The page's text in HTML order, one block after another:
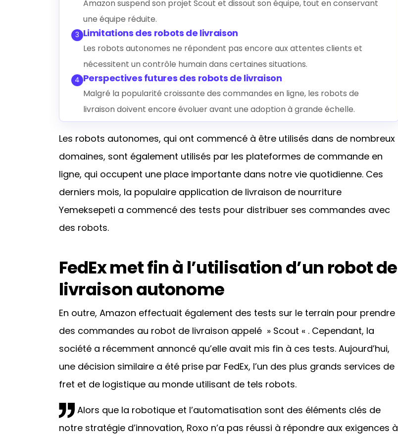
Amazon suspend son projet Scout et dissout son équipe, tout en conservant
une équipe réduite.
3 Limitations des robots de livraison
Les robots autonomes ne répondent pas encore aux attentes clients et
nécessitent un contrôle humain dans certaines situations.
4 Perspectives futures des robots de livraison
Malgré la popularité croissante des commandes en ligne, les robots de
livraison doivent encore évoluer avant une adoption à grande échelle.
Les robots autonomes, qui ont commencé à être utilisés dans de nombreux
domaines, sont également utilisés par les plateformes de commande en
ligne, qui occupent une place importante dans notre vie quotidienne. Ces
derniers mois, la populaire application de livraison de nourriture
Yemeksepeti a commencé des tests pour distribuer ses commandes avec
des robots.
FedEx met fin à l’utilisation d’un robot de
livraison autonome
En outre, Amazon effectuait également des tests sur le terrain pour prendre
des commandes au robot de livraison appelé » Scout « . Cependant, la
société a récemment annoncé qu’elle avait mis fin à ces tests. Aujourd’hui,
une décision similaire a été prise par FedEx, l’un des plus grands services de
fret et de logistique au monde utilisant de tels robots.
Alors que la robotique et l’automatisation sont des éléments clés de
notre stratégie d’innovation, Roxo n’a pas réussi à répondre aux exigences à